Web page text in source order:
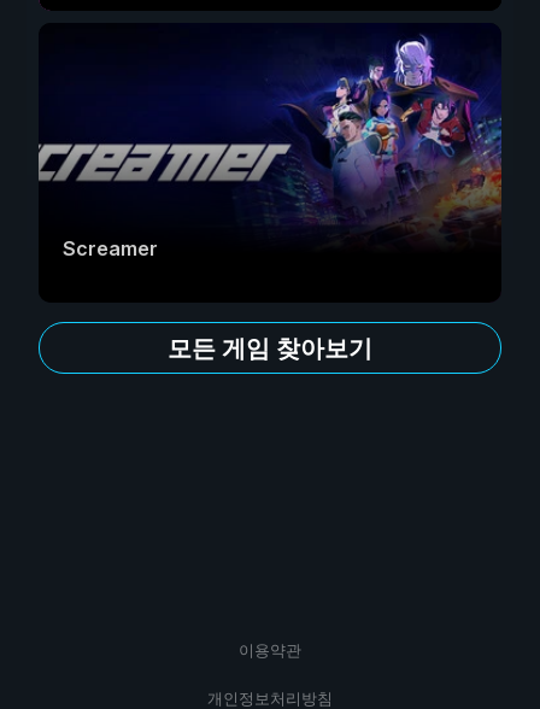
Screamer
모든 게임 찾아보기
이용약관
개인정보처리방침